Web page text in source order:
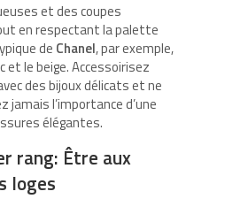
et des coupes
en respectant la palette
de Chanel, par exemple,
et le beige. Accessoirisez
des bijoux délicats et ne
l’importance d’une
élégantes.
rang: Être aux
loges